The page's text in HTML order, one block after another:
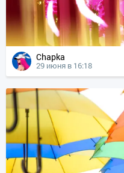
Chapka
29 июня в 16:18